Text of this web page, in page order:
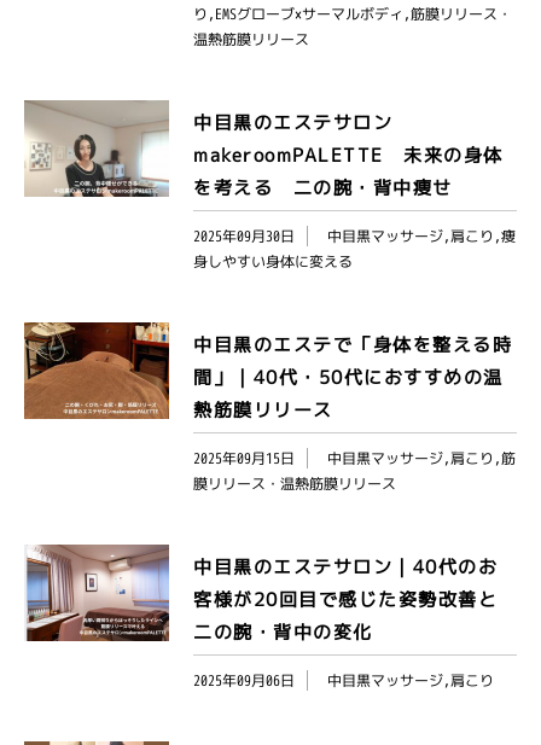
り,EMSグローブ×サーマルボディ,筋膜リリース・
温熱筋膜リリース
中目黒のエステサロン
makeroomPALETTE 未来の身体
を考える 二の腕・背中痩せ
2025年09月30日
中目黒マッサージ,肩こり,痩
身しやすい身体に変える
中目黒のエステで「身体を整える時
間」｜40代・50代におすすめの温
熱筋膜リリース
2025年09月15日
中目黒マッサージ,肩こり,筋
膜リリース・温熱筋膜リリース
中目黒のエステサロン｜40代のお
客様が20回目で感じた姿勢改善と
二の腕・背中の変化
2025年09月06日 中目黒マッサージ,肩こり